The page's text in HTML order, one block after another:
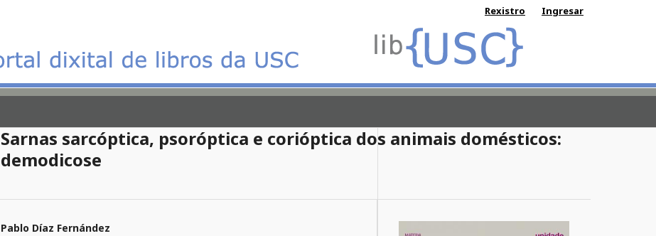
Rexistro Ingresar
Sarnas sarcóptica, psoróptica e corióptica dos animais domésticos:
demodicose
Pablo Díaz Fernández